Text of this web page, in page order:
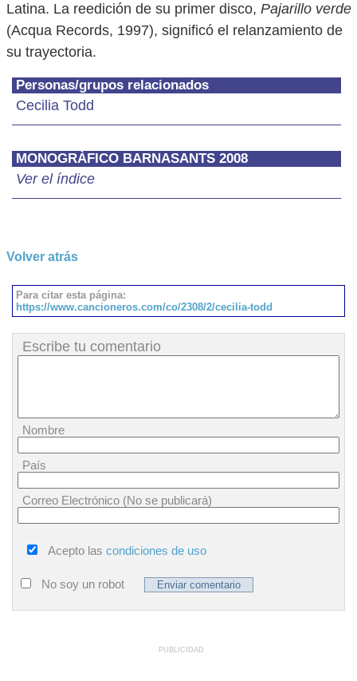
Latina. La reedición de su primer disco, Pajarillo verde
(Acqua Records, 1997), significó el relanzamiento de
su trayectoria.
Personas/grupos relacionados
Cecilia Todd
MONOGRÀFICO BARNASANTS 2008
Ver el índice
Volver atrás
Para citar esta página:
https://www.cancioneros.com/co/2308/2/cecilia-todd
Escribe tu comentario
Nombre
País
Correo Electrónico (No se publicará)
Acepto las condiciones de uso
No soy un robot
PUBLICIDAD